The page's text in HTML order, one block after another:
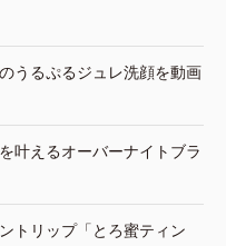
うるぷるジュレ洗顔を動画
叶えるオーバーナイトブラ
トリップ「とろ蜜ティン